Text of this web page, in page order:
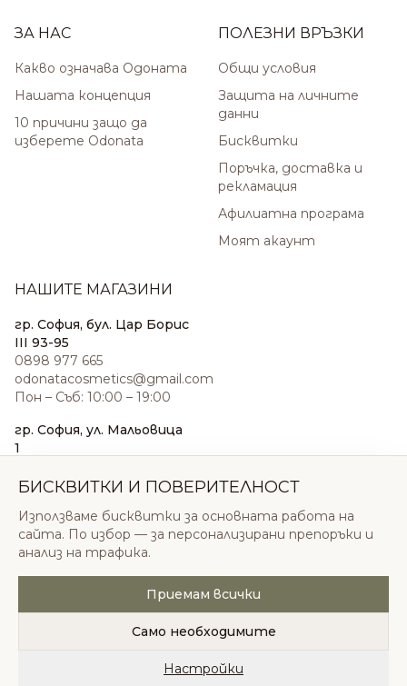
ЗА НАС
Какво означава Одоната
Нашата концепция
10 причини защо да
изберете Odonata
ПОЛЕЗНИ ВРЪЗКИ
Общи условия
Защита на личните
данни
Бисквитки
Поръчка, доставка и
рекламация
Афилиатна програма
Моят акаунт
НАШИТЕ МАГАЗИНИ
гр. София, бул. Цар Борис
III 93-95
0898 977 665
odonatacosmetics@gmail.com
Пон – Съб: 10:00 – 19:00
гр. София, ул. Мальовица
1
sales@odonatacosmetics.com
Нед: 11:00 – 18:00
© 2026 Одоната Козметикс ООД. Всички права
запазени.
Политика за поверителностОбщи условия
БИСКВИТКИ И ПОВЕРИТЕЛНОСТ
Използваме бисквитки за основната работа на
сайта. По избор — за персонализирани препоръки и
анализ на трафика.
Приемам всички
Само необходимите
Настройки